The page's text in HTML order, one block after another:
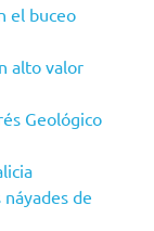
el buceo
alto valor
Geológico
de